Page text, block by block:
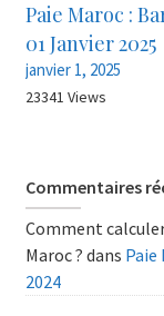
Paie Maroc :
01 Janvier 2025
janvier 1, 2025
23341 Views
Commentaires
Comment
Maroc ? dans Paie
2024